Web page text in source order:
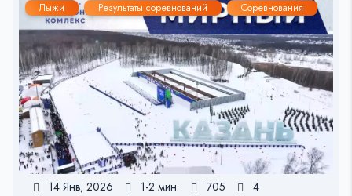
Лыжи Результаты соревнований Соревнования
14 Янв, 2026 1-2 мин. 705 4